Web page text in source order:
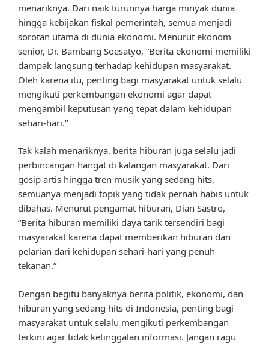
menariknya. Dari naik turunnya harga minyak dunia
hingga kebijakan fiskal pemerintah, semua menjadi
sorotan utama di dunia ekonomi. Menurut ekonom
senior, Dr. Bambang Soesatyo, “Berita ekonomi memiliki
dampak langsung terhadap kehidupan masyarakat.
Oleh karena itu, penting bagi masyarakat untuk selalu
mengikuti perkembangan ekonomi agar dapat
mengambil keputusan yang tepat dalam kehidupan
sehari-hari.”
Tak kalah menariknya, berita hiburan juga selalu jadi
perbincangan hangat di kalangan masyarakat. Dari
gosip artis hingga tren musik yang sedang hits,
semuanya menjadi topik yang tidak pernah habis untuk
dibahas. Menurut pengamat hiburan, Dian Sastro,
“Berita hiburan memiliki daya tarik tersendiri bagi
masyarakat karena dapat memberikan hiburan dan
pelarian dari kehidupan sehari-hari yang penuh
tekanan.”
Dengan begitu banyaknya berita politik, ekonomi, dan
hiburan yang sedang hits di Indonesia, penting bagi
masyarakat untuk selalu mengikuti perkembangan
terkini agar tidak ketinggalan informasi. Jangan ragu